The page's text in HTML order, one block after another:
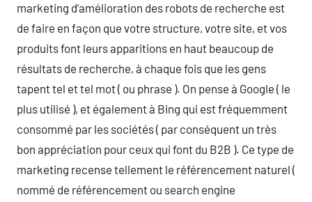
marketing d’amélioration des robots de recherche est
de faire en façon que votre structure, votre site, et vos
produits font leurs apparitions en haut beaucoup de
résultats de recherche, à chaque fois que les gens
tapent tel et tel mot ( ou phrase ). On pense à Google ( le
plus utilisé ), et également à Bing qui est fréquemment
consommé par les sociétés ( par conséquent un très
bon appréciation pour ceux qui font du B2B ). Ce type de
marketing recense tellement le référencement naturel (
nommé de référencement ou search engine